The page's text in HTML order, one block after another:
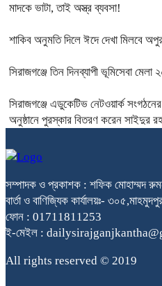
মাদকে ভাটা, তাই অস্ত্র ব্যবসা!
শাকিব অনুমতি দিলে ঈদে দেখা মিলবে
সিরাজগঞ্জে তিন দিনব্যাপী ভূমিসেবা
সিরাজগঞ্জে এডুকেটিভ নেটওয়ার্ক
অনুষ্ঠানে পুরস্কার বিতরণ করেন সাইদুর
সম্পাদক ও প্রকাশক : শফিক মোহাম্মদ
বার্তা ও বাণিজ্যিক কার্যালয়ঃ-
ফোন : 01711811253
ই-মেইল :
All rights reserved © 2019